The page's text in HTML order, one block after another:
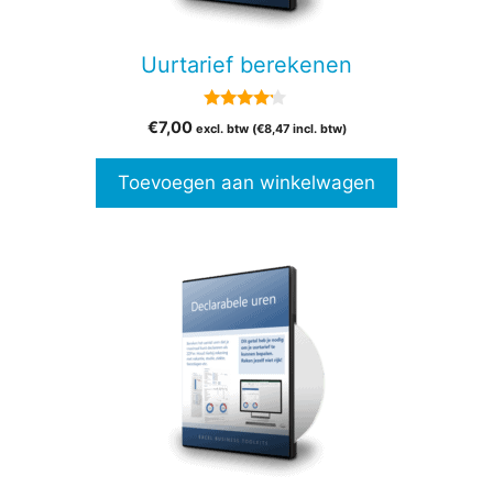
Uurtarief berekenen
4.00
van 5
€7,00 excl. btw (€8,47incl. btw)
Toevoegen aan winkelwagen